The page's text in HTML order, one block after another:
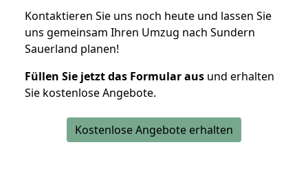
Kontaktieren Sie uns noch heute und lassen Sie
uns gemeinsam Ihren Umzug nach Sundern
Sauerland planen!
Füllen Sie jetzt das Formular aus und erhalten
Sie kostenlose Angebote.
Kostenlose Angebote erhalten